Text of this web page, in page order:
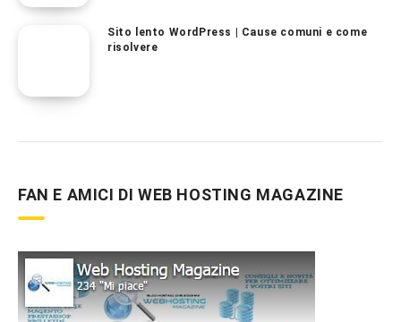
Sito lento WordPress | Cause comuni e come
risolvere
FAN E AMICI DI WEB HOSTING MAGAZINE